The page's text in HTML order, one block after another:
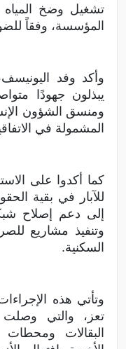
تشغيل وضخ
المؤسسة، وفقاً
وأكد وفد
يبذلون جهودًا
ومنسق الشؤون
المشمولة في
كما أكدوا على
للآبار في بقية
إلى دعم إصلاح
وتنفيذ مشاريع
السكنية.
وتأتي هذه
تعز، والتي
البقالات